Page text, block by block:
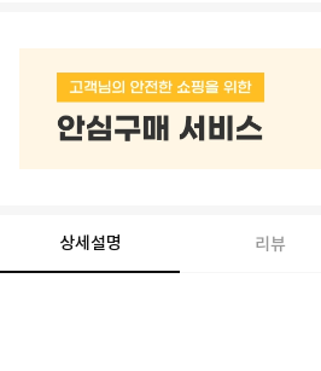
상세설명 리뷰